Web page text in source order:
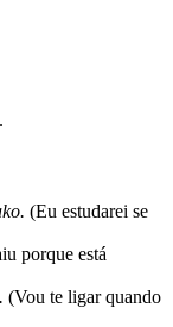
(Eu estudarei se
porque está
(Vou te ligar quando